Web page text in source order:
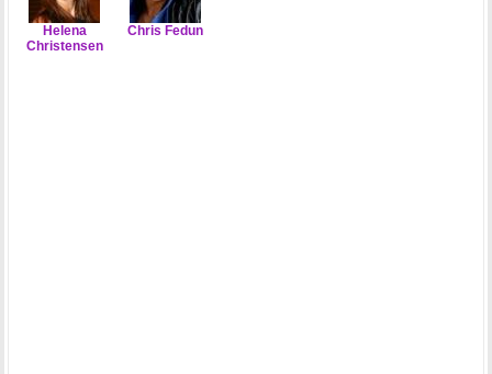
Helena
Christensen
Chris Fedun